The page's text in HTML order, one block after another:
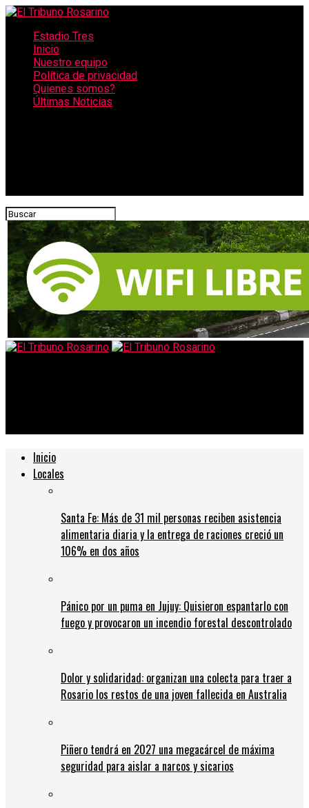
Estadio Tres
Inicio
Nuestro equipo
Política de privacidad
Quienes somos?
Últimas Noticias
Inicio
Locales
Santa Fe: Más de 31 mil personas reciben asistencia
alimentaria diaria y la entrega de raciones creció un
106% en dos años
Pánico por un puma en Jujuy: Quisieron espantarlo con
fuego y provocaron un incendio forestal descontrolado
Dolor y solidaridad: organizan una colecta para traer a
Rosario los restos de una joven fallecida en Australia
Piñero tendrá en 2027 una megacárcel de máxima
seguridad para aislar a narcos y sicarios